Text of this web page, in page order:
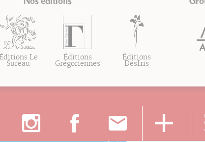
Le
Sureau
Éditions
Grégoriennes
Éditions
DésIris